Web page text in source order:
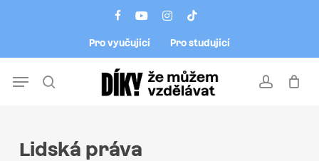
facebookyoutubeinstagram
tiktok
Pro vyučující Pro studující
account
Menu
Lidská práva